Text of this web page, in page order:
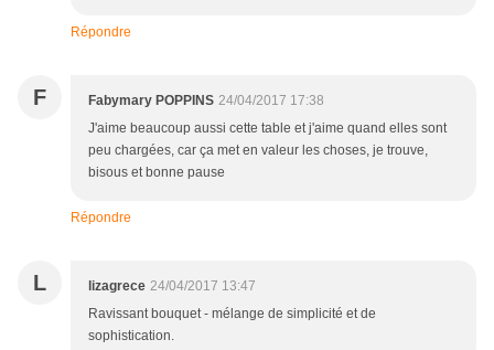
Répondre
F Fabymary POPPINS 24/04/2017 17:38
J'aime beaucoup aussi cette table et j'aime quand elles sont
peu chargées, car ça met en valeur les choses, je trouve,
bisous et bonne pause
Répondre
L lizagrece 24/04/2017 13:47
Ravissant bouquet - mélange de simplicité et de
sophistication.